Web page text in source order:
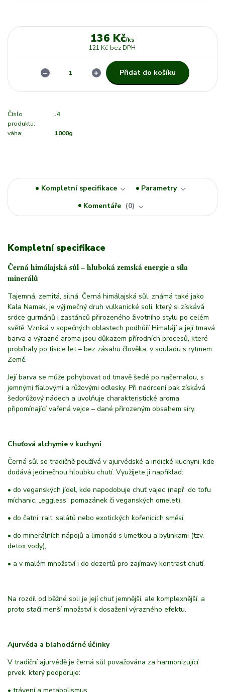
136 Kč/ks
121 Kč bez DPH
Přidat do košíku
Číslo
produktu:
.4
váha: 1000g
Kompletní specifikace
Parametry
Komentáře
0
Kompletní specifikace
Černá himálajská sůl – hluboká zemská energie a síla
minerálů
Tajemná, zemitá, silná. Černá himálajská sůl, známá také jako
Kala Namak, je výjimečný druh vulkanické soli, který si získává
srdce gurmánů i zastánců přirozeného životního stylu po celém
světě. Vzniká v sopečných oblastech podhůří Himalájí a její tmavá
barva a výrazné aroma jsou důkazem přírodních procesů, které
probíhaly po tisíce let – bez zásahu člověka, v souladu s rytmem
Země.
Její barva se může pohybovat od tmavě šedé po načernalou, s
jemnými fialovými a růžovými odlesky. Při nadrcení pak získává
šedorůžový nádech a uvolňuje charakteristické aroma
připomínající vařená vejce – dané přirozeným obsahem síry.
Chuťová alchymie v kuchyni
Černá sůl se tradičně používá v ajurvédské a indické kuchyni, kde
dodává jedinečnou hloubku chutí. Využijete ji například:
• do veganských jídel, kde napodobuje chuť vajec (např. do tofu
míchanic, „eggless“ pomazánek či veganských omelet),
• do čatní, rait, salátů nebo exotických kořenících směsí,
• do minerálních nápojů a limonád s limetkou a bylinkami (tzv.
detox vody),
• a v malém množství i do dezertů pro zajímavý kontrast chutí.
Na rozdíl od běžné soli je její chuť jemnější, ale komplexnější, a
proto stačí menší množství k dosažení výrazného efektu.
Ajurvéda a blahodárné účinky
V tradiční ajurvédě je černá sůl považována za harmonizující
prvek, který podporuje: